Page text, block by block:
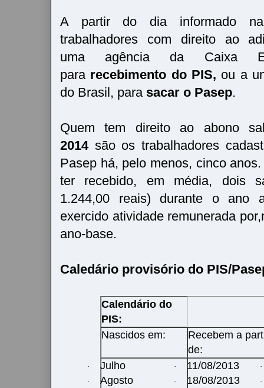
A partir do dia informado
trabalhadores com direito ao
uma agência da Caixa
para recebimento do PIS, ou a
do Brasil, para sacar o Pasep.
Quem tem direito ao abono
2014são os trabalhadores
Pasep há, pelo menos, cinco
ter recebido, em média, dois
1.244,00 reais) durante o ano
exercido atividade remunerada
ano-base.
Caledário provisório do PIS/
Calendário do
PIS:
Nascidos em:
Recebem a
de:
· Julho
· Agosto
· 11/08/2013
· 18/08/2013
·
·